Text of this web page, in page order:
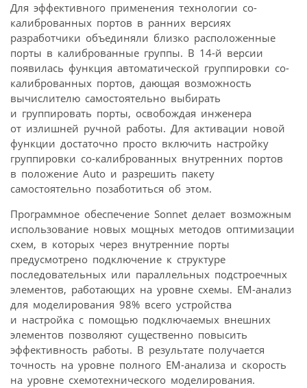
Для эффективного применения технологии со-
калиброванных портов в ранних версиях
разработчики объединяли близко расположенные
порты в калиброванные группы. В 14-й версии
появилась функция автоматической группировки со-
калиброванных портов, дающая возможность
вычислителю самостоятельно выбирать
и группировать порты, освобождая инженера
от излишней ручной работы. Для активации новой
функции достаточно просто включить настройку
группировки со-калиброванных внутренних портов
в положение Auto и разрешить пакету
самостоятельно позаботиться об этом.
Программное обеспечение Sonnet делает возможным
использование новых мощных методов оптимизации
схем, в которых через внутренние порты
предусмотрено подключение к структуре
последовательных или параллельных подстроечных
элементов, работающих на уровне схемы. EM-анализ
для моделирования 98% всего устройства
и настройка с помощью подключаемых внешних
элементов позволяют существенно повысить
эффективность работы. В результате получается
точность на уровне полного EM-анализа и скорость
на уровне схемотехнического моделирования.